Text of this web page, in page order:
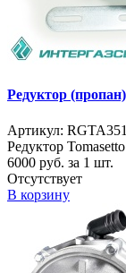
Редуктор
Артикул:
Редуктор
6000 руб. за 1 шт.
Отсутствует
В корзину